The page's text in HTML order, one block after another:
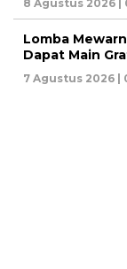
8 Agustus 2026 |
Lomba
Dapat Main
7 Agustus 2026 |